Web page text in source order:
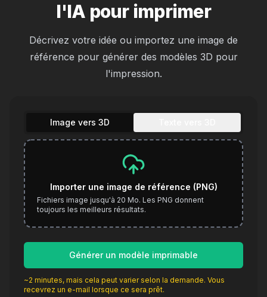
l'IA pour imprimer
Décrivez votre idée ou importez une image de
référence pour générer des modèles 3D pour
l'impression.
Image vers 3D
Importer une image de référence (PNG)
Fichiers image jusqu'à 20 Mo. Les PNG donnent
toujours les meilleurs résultats.
Générer un modèle imprimable
~2 minutes, mais cela peut varier selon la demande. Vous
recevrez un e-mail lorsque ce sera prêt.